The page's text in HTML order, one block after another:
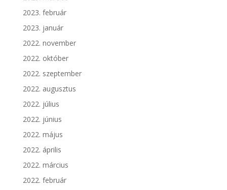
2023. február
2023. január
2022. november
2022. október
2022. szeptember
2022. augusztus
2022. július
2022. június
2022. május
2022. április
2022. március
2022. február